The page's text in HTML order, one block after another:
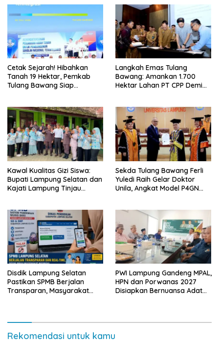
Cetak Sejarah! Hibahkan
Tanah 19 Hektar, Pemkab
Tulang Bawang Siap
Lampung
Langkah Emas Tulang
Bawang: Amankan 1.700
Hektar Lahan PT CPP Demi
Kawal Kualitas Gizi Siswa:
Bupati Lampung Selatan dan
Kajati Lampung Tinjau
Sekda Tulang Bawang Ferli
Yuledi Raih Gelar Doktor
Unila, Angkat Model P4GN
Disdik Lampung Selatan
Pastikan SPMB Berjalan
Transparan, Masyarakat
PWI Lampung Gandeng MPAL,
HPN dan Porwanas 2027
Disiapkan Bernuansa Adat
Rekomendasi untuk kamu